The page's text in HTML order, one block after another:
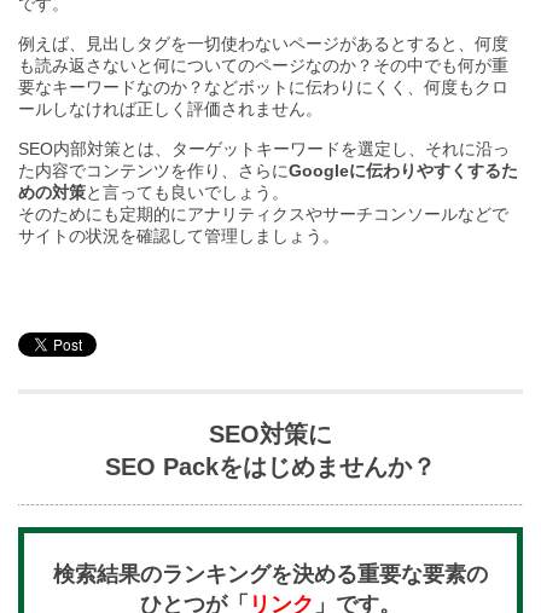
例えば、見出しタグを一切使わないページがあるとすると、何度
も読み返さないと何についてのページなのか？その中でも何が重
要なキーワードなのか？などボットに伝わりにくく、何度もクロ
ールしなければ正しく評価されません。
SEO内部対策とは、ターゲットキーワードを選定し、それに沿っ
た内容でコンテンツを作り、さらにGoogleに伝わりやすくするた
めの対策と言っても良いでしょう。
そのためにも定期的にアナリティクスやサーチコンソールなどで
サイトの状況を確認して管理しましょう。
SEO対策に
SEO Packをはじめませんか？
検索結果のランキングを決める重要な要素の
ひとつが「 リンク 」です。